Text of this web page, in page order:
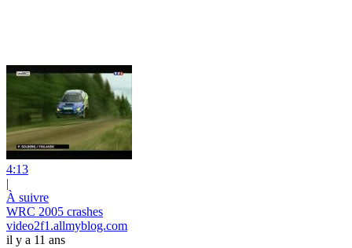
4:13
|
À suivre
WRC 2005 crashes
video2f1.allmyblog.com
il y a 11 ans